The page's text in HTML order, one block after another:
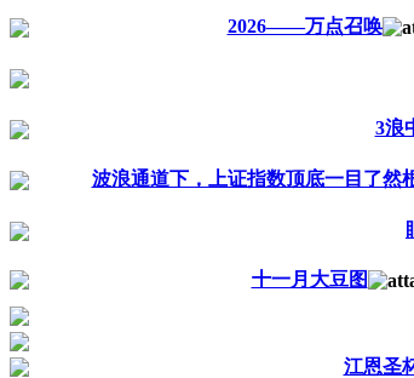
2026——万点召唤
3浪
波浪通道下，上证指数顶底一目了然
十一月大豆图
江恩圣